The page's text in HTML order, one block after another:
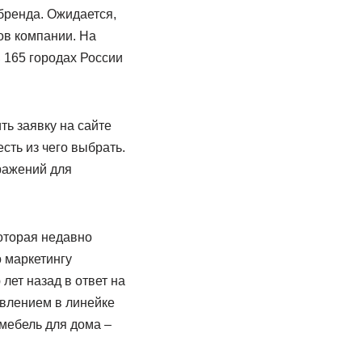
Ожидается,
компании. На
городах России
заявку на сайте
из чего выбрать.
для
недавно
назад в ответ на
в линейке
для дома –